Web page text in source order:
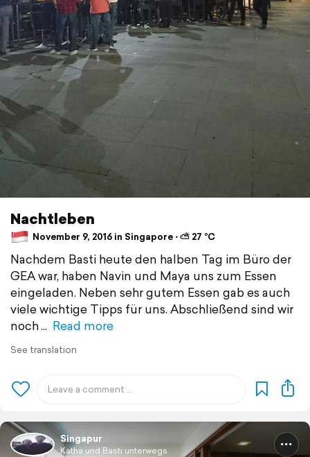
Nachtleben
November 9, 2016 in Singapore ⋅ ⛅ 27 °C
Nachdem Basti heute den halben Tag im Büro der
GEA war, haben Navin und Maya uns zum Essen
eingeladen. Neben sehr gutem Essen gab es auch
viele wichtige Tipps für uns. Abschließend sind wir
noch
Read more
See translation
Singapur
Katha und Basti unterwegs